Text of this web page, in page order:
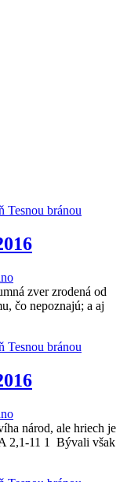
zver zrodená od
čo nepoznajú; a aj
národ, ale hriech je
2,1-11 1 Bývali však